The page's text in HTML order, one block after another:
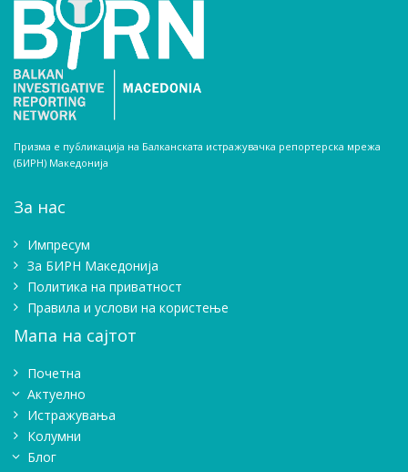
Призма е публикација на Балканската истражувачка репортерска мрежа
(БИРН) Македонија
За нас
Импресум
Зa БИРН Македонија
Политика на приватност
Правила и услови на користење
Мапа на сајтот
Почетна
Актуелно
Истражувањa
Колумни
Блог